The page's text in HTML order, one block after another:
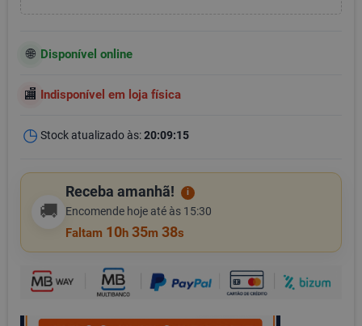
Disponível online
Indisponível em loja física
Stock atualizado às:20:09:15
🚚
Receba amanhã! i
Encomende hoje até às 15:30
Faltam 10h 35m 37s